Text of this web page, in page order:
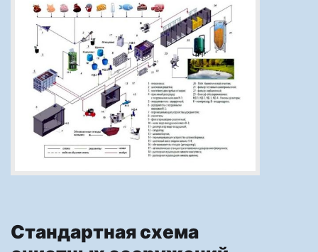
Стандартная схема